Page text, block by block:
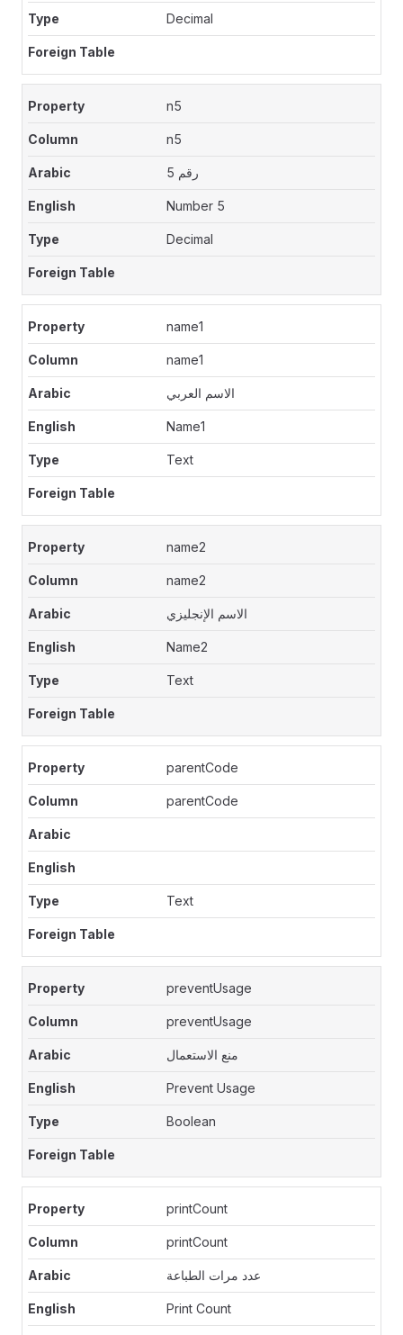
Decimal
n5
n5
رقم 5
Number 5
Decimal
name1
name1
الاسم العربي
Name1
Text
name2
name2
الاسم الإنجليزي
Name2
Text
parentCode
parentCode
Text
preventUsage
preventUsage
منع الاستعمال
Prevent Usage
Boolean
printCount
printCount
عدد مرات الطباعة
Print Count